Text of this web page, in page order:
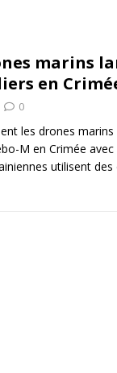
marins
en
0
les drones marins
M en Crimée
utilisent des